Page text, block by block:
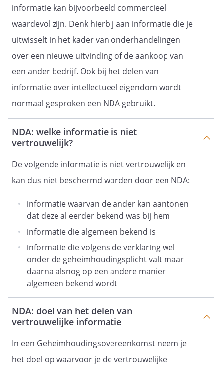
van die partij.
Artikel 5 - Geen geheimhouding
De in deze overeenkomst opgenomen
verplichtingen van partijen zullen niet
gelden voor door partijen over en weer
ontvangen informatie, waarvan de
betreffende partij bewijst:
dat deze aan de andere partij
reeds eerder bekend was;
dat deze publiekelijk eerder
bekend was, of in ieder geval
eerder publiekelijk algemeen
dat deze publiekelijk bekend of
verkrijgbaar werd - zonder dat de
aansprakelijk is - sinds de datum
waarop de betreffende partij de
betreffende informatie van de
andere partij ontving.
Artikel
6 - Duur geheimhoudingsplicht
De in artikel 2 bedoelde
verplichtingen van partijen blijven
van kracht
gedurende een periode van
5 jaar
informatie kan bijvoorbeeld commercieel
waardevol zijn. Denk hierbij aan informatie die je
uitwisselt in het kader van onderhandelingen
over een nieuwe uitvinding of de aankoop van
een ander bedrijf. Ook bij het delen van
informatie over intellectueel eigendom wordt
normaal gesproken een NDA gebruikt.
NDA: welke informatie is niet
vertrouwelijk?
De volgende informatie is niet vertrouwelijk en
kan dus niet beschermd worden door een NDA:
informatie waarvan de ander kan aantonen
dat deze al eerder bekend was bij hem
informatie die algemeen bekend is
informatie die volgens de verklaring wel
onder de geheimhoudingsplicht valt maar
daarna alsnog op een andere manier
algemeen bekend wordt
NDA: doel van het delen van
vertrouwelijke informatie
In een Geheimhoudingsovereenkomst neem je
het doel op waarvoor je de vertrouwelijke